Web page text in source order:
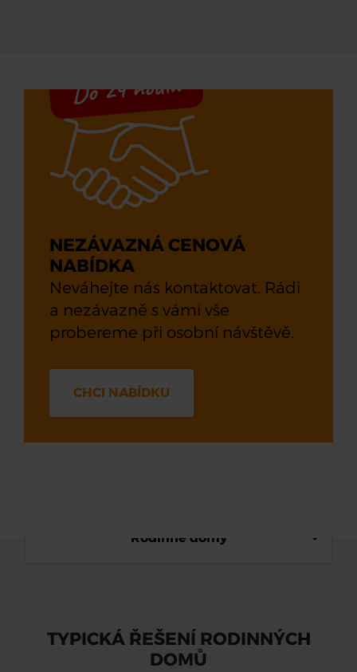
Do 24 hodin
NEZÁVAZNÁ CENOVÁ
NABÍDKA
Neváhejte nás kontaktovat. Rádi
a nezávazně s vámi vše
probereme při osobní návštěvě.
CHCI NABÍDKU
Rodinné domy
TYPICKÁ ŘEŠENÍ RODINNÝCH
DOMŮ